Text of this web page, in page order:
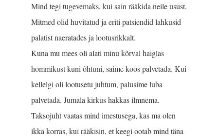
Mind tegi tugevemaks, kui sain rääkida neile usust.
Mitmed olid huvitatud ja eriti patsiendid lahkusid
palatist naeratades ja lootusrikkalt.
Kuna mu mees oli alati minu kõrval haiglas
hommikust kuni õhtuni, saime koos palvetada. Kui
kellelgi oli lootusetu juhtum, palusime luba
palvetada. Jumala kirkus hakkas ilmnema.
Taksojuht vaatas mind imestusega, kas ma olen
ikka korras, kui rääkisin, et keegi ootab mind täna